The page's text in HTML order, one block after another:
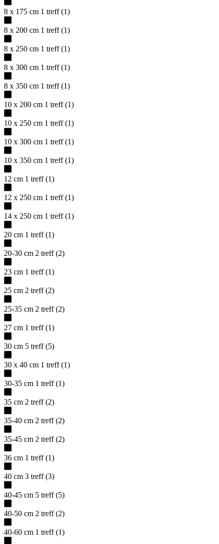
8 x 175 cm 1 treff (1)
8 x 200 cm 1 treff (1)
8 x 250 cm 1 treff (1)
8 x 300 cm 1 treff (1)
8 x 350 cm 1 treff (1)
10 x 200 cm 1 treff (1)
10 x 250 cm 1 treff (1)
10 x 300 cm 1 treff (1)
10 x 350 cm 1 treff (1)
12 cm 1 treff (1)
12 x 250 cm 1 treff (1)
14 x 250 cm 1 treff (1)
20 cm 1 treff (1)
20-30 cm 2 treff (2)
23 cm 1 treff (1)
25 cm 2 treff (2)
25-35 cm 2 treff (2)
27 cm 1 treff (1)
30 cm 5 treff (5)
30 x 40 cm 1 treff (1)
30-35 cm 1 treff (1)
35 cm 2 treff (2)
35-40 cm 2 treff (2)
35-45 cm 2 treff (2)
36 cm 1 treff (1)
40 cm 3 treff (3)
40-45 cm 5 treff (5)
40-50 cm 2 treff (2)
40-60 cm 1 treff (1)